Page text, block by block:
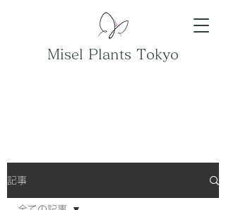
Misel Plants Tokyo
記事